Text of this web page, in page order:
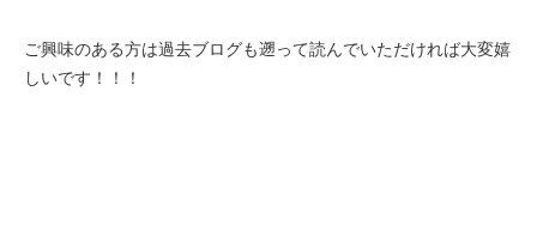
ご興味のある方は過去ブログも遡って読んでいただければ大変嬉
しいです！！！